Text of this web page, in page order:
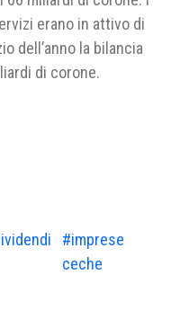
erano in attivo di
dell’anno la bilancia
di corone.
#imprese
ceche